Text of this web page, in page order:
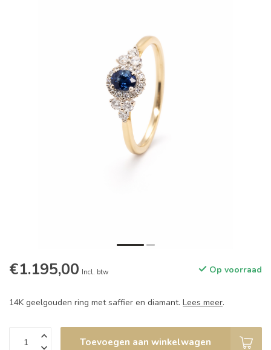
€1.195,00 Incl. btw Op voorraad
14K geelgouden ring met saffier en diamant. Lees meer.
Toevoegen aan winkelwagen